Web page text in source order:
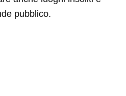
pubblico.